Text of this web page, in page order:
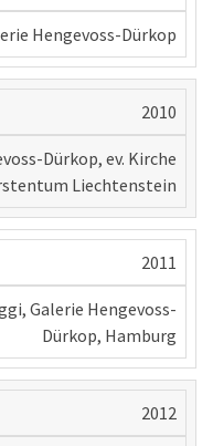
Hengevoss-Dürkop
2010
Dürkop, ev. Kirche
Liechtenstein
2011
Galerie Hengevoss-
Dürkop, Hamburg
2012